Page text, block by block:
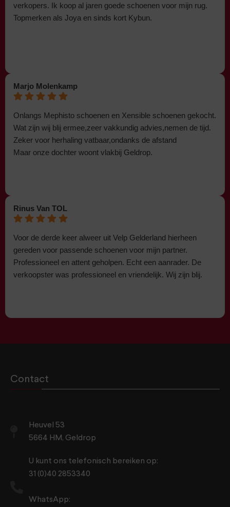
verkopers. Ik koop al jaren goede schoenen voor mijn rug.
Topmerken als Joya en sinds kort Kybun.
Marjo Molenkamp
Onlangs Mephisto schoenen en Xensible schoenen gekocht.
Wat zijn wij blij ermee,zeer vakkundig advies,nemen de tijd.
Zeker voor herhaling vatbaar,ondanks de afstand
Maar onze dochter woont vlakbij Geldrop.
Rinus Van TOL
Voor de derde keer alweer uit Velp Gelderland hierheen
gereden voor passende schoenen voor mijn partner.
Professioneel en attent geholpen. Echt een aanrader. De
verkoopster was professioneel en vriendelijk. Wij zijn blij.
Contact
Heuvel 53
5664 HM, Geldrop
U kunt ons telefonisch bereiken op:
31 (0)40 2853340
WhatsApp: